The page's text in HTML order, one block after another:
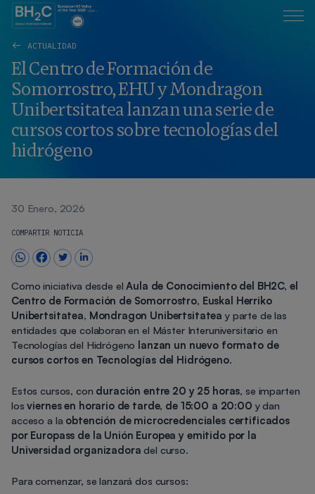
ACTUALIDAD
El Centro de Formación de
Somorrostro, EHU y Mondragon
Unibertsitatea lanzan una serie de
cursos cortos sobre tecnologías del
hidrógeno
30 Enero, 2026
COMPARTIR NOTICIA
Como iniciativa desde el Aula de Conocimiento del BH2C, el
Centro de Formación de Somorrostro, Euskal Herriko
Unibertsitatea, Mondragon Unibertsitatea y parte de las
entidades que colaboran en el Máster Interuniversitario en
Tecnologías del Hidrógeno lanzan un nuevo formato de
cursos cortos en Tecnologías del Hidrógeno.
Estos cursos, con duración entre 20 y 25 horas, se imparten
losviernes en horario de tarde, de 15:00 a 20:00 y dan
acceso a la obtención de microcredenciales certificados
por Europass de la Unión Europea y emitido por la
Universidad organizadora del curso.
Para comenzar, se lanzará dos cursos: